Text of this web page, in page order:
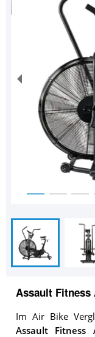
Assault Fitness
Im Air Bike
Assault Fitness